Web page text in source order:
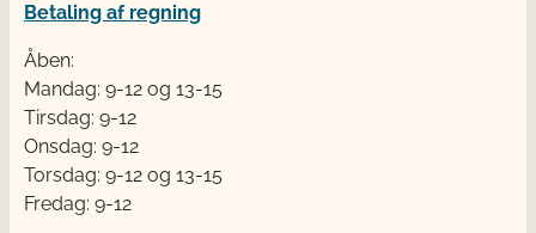
Betaling af regning
Åben:
Mandag: 9-12 og 13-15
Tirsdag: 9-12
Onsdag: 9-12
Torsdag: 9-12 og 13-15
Fredag: 9-12